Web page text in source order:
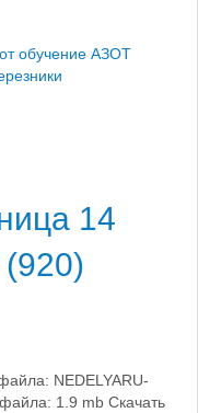
обучение АЗОТ
14
NEDELYARU-
1.9 mb Скачать